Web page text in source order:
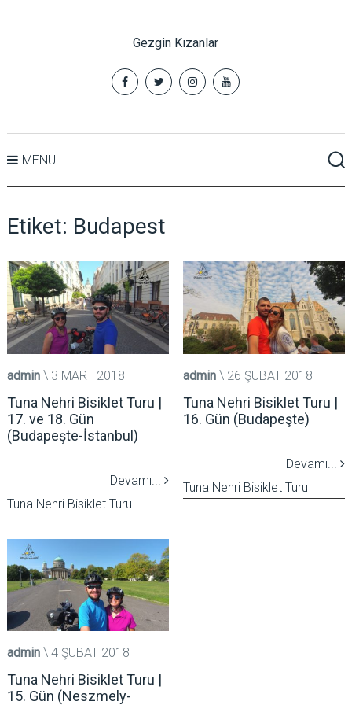
Gezgin Kızanlar
MENÜ
Etiket: Budapest
admin 3 MART 2018
Tuna Nehri Bisiklet Turu |
17. ve 18. Gün
(Budapeşte-İstanbul)
Devamı...
Tuna Nehri Bisiklet Turu
admin 26 ŞUBAT 2018
Tuna Nehri Bisiklet Turu |
16. Gün (Budapeşte)
Devamı...
Tuna Nehri Bisiklet Turu
admin 4 ŞUBAT 2018
Tuna Nehri Bisiklet Turu |
15. Gün (Neszmely-